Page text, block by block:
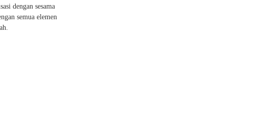
dengan sesama
semua elemen